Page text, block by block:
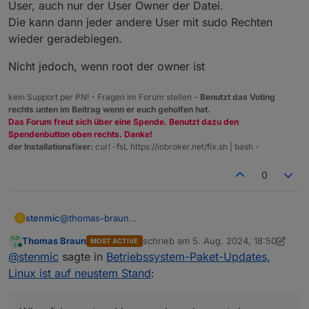
User, auch nur der User Owner der Datei.
Die kann dann jeder andere User mit sudo Rechten
wieder geradebiegen.
Nicht jedoch, wenn root der owner ist
kein Support per PN! - Fragen im Forum stellen - Benutzt das Voting
rechts unten im Beitrag wenn er euch geholfen hat.
Das Forum freut sich über eine Spende. Benutzt dazu den
Spendenbutton oben rechts. Danke!
der Installationsfixer: curl -fsL https://iobroker.net/fix.sh | bash -
0
S stenmic@thomas-braun
dass der root das Problem ist und nicht der
(sudo)Befehl?
Ich denke, es sind meistens die Befehle, die in die
Online
Thomas Braun MOST ACTIVE schrieb am 5. Aug. 2024, 18:50
zuletzt editiert von Thomas Braun
@stenmic sagte in Betriebssystem-Paket-Updates,
Linux ist auf neustem Stand: